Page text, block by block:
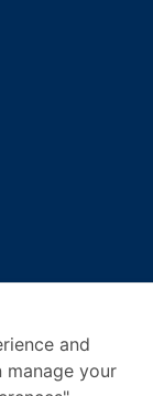
and
manage your